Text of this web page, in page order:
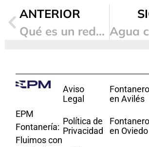
ANTERIOR
Qué es un reductor de presión y por qué es clave en una instalación de agua
EPM
Fontanería:
Fluimos con
Aviso
Legal
Política de
Privacidad
Fontanero
en Avilés
Fontanero
en Oviedo